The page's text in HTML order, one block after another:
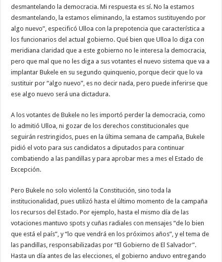
desmantelando la democracia. Mi respuesta es sí. No la estamos
desmantelando, la estamos eliminando, la estamos sustituyendo por
algo nuevo”, especificó Ulloa con la prepotencia que característica a
los funcionarios del actual gobierno. Qué bien que Ulloa lo diga con
meridiana claridad que a este gobierno no le interesa la democracia,
pero que mal que no les diga a sus votantes el nuevo sistema que va a
implantar Bukele en su segundo quinquenio, porque decir que lo va
sustituir por “algo nuevo”, es no decir nada, pero puede inferirse que
ese algo nuevo será una dictadura.
A los votantes de Bukele no les importó perder la democracia, como
lo admitió Ulloa, ni gozar de los derechos constitucionales que
seguirán restringidos, pues en la última semana de campaña, Bukele
pidió el voto para sus candidatos a diputados para continuar
combatiendo a las pandillas y para aprobar mes a mes el Estado de
Excepción.
Pero Bukele no solo violentó la Constitución, sino toda la
institucionalidad, pues utilizó hasta el último momento de la campaña
los recursos del Estado. Por ejemplo, hasta el mismo día de las
votaciones mantuvo spots y cuñas radiales con mensajes “de lo bien
que está el país”, y “lo que vendrá en los próximos años”, y el tema de
las pandillas, responsabilizadas por “El Gobierno de El Salvador”.
Hasta un día antes de las elecciones, el gobierno anduvo entregando